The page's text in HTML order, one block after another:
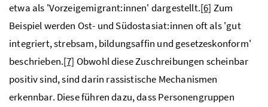
etwa als 'Vorzeigemigrant:innen' dargestellt.[6] Zum
Beispiel werden Ost- und Südostasiat:innen oft als 'gut
integriert, strebsam, bildungsaffin und gesetzeskonform'
beschrieben.[7] Obwohl diese Zuschreibungen scheinbar
positiv sind, sind darin rassistische Mechanismen
erkennbar. Diese führen dazu, dass Personengruppen